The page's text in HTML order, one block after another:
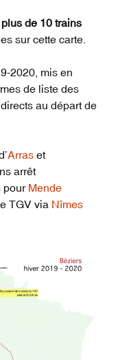
plus de 10 trains
sur cette carte.
2020, mis en
de liste des
au départ de
Arras et
arrêt
pour Mende
TGV via Nîmes